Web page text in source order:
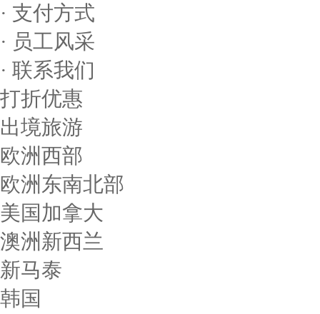
· 支付方式
· 员工风采
· 联系我们
打折优惠
出境旅游
欧洲西部
欧洲东南北部
美国加拿大
澳洲新西兰
新马泰
韩国